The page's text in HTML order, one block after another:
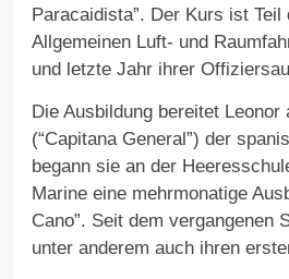
Paracaidista”. Der Kurs ist
Allgemeinen Luft- und
und letzte Jahr ihrer
Die Ausbildung bereitet
(“Capitana General”) der
begann sie an der
Marine eine mehrmonatige
Cano”. Seit dem
unter anderem auch ihren